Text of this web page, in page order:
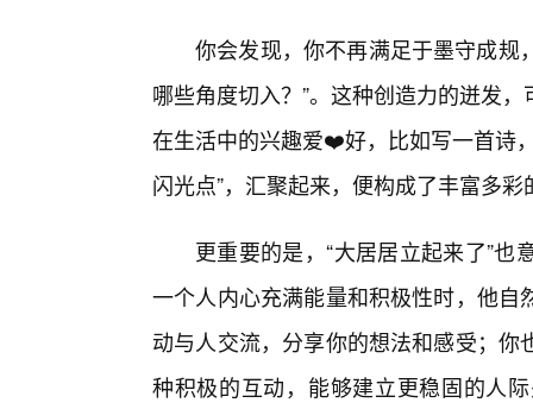
你会发现，你不再满足于墨守成规
哪些角度切入？”。这种创造力的迸发
在生活中的兴趣爱❤️好，比如写一首诗
闪光点”，汇聚起来，便构成了丰富多彩
更重要的是，“大居居立起来了”
一个人内心充满能量和积极性时，他
动与人交流，分享你的想法和感受；
种积极的互动，能够建立更稳固的人